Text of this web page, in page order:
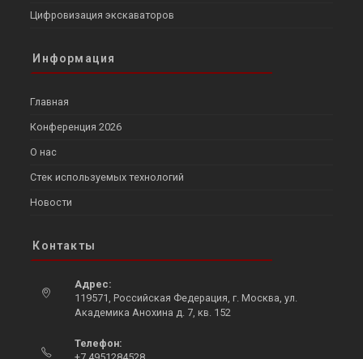
Цифровизация экскаваторов
Информация
Главная
Конференция 2026
О нас
Стек используемых технологий
Новости
Контакты
Адрес:
119571, Российская Федерация, г. Москва, ул.
Академика Анохина д. 7, кв. 152
in
Телефон: